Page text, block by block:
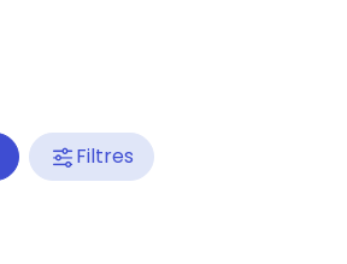
Filtres